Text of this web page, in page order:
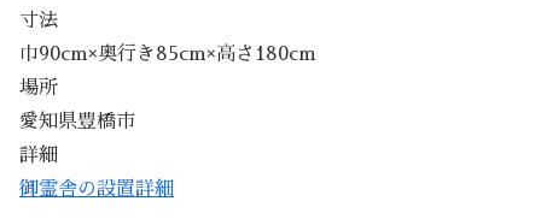
寸法
巾90cm×奥行き85cm×高さ180cm
場所
愛知県豊橋市
詳細
御霊舎の設置詳細